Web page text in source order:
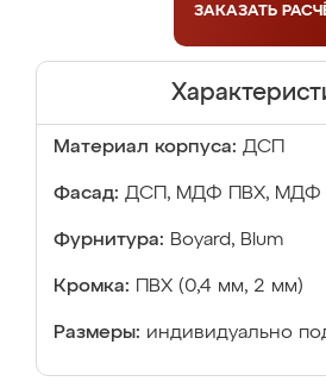
ЗАКАЗАТЬ
Материал корпуса: ДСП
Фасад: ДСП, МДФ ПВХ, МДФ
Фурнитура: Boyard, Blum
Кромка: ПВХ (0,4 мм, 2 мм)
Размеры: индивидуально